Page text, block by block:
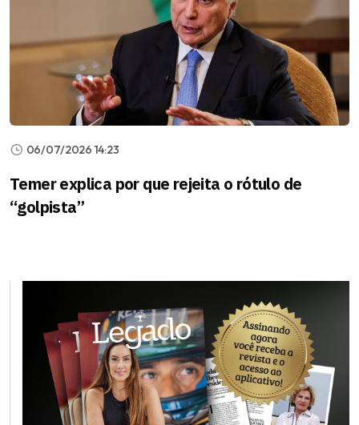
06/07/2026 14:23
Temer explica por que rejeita o rótulo de
“golpista”